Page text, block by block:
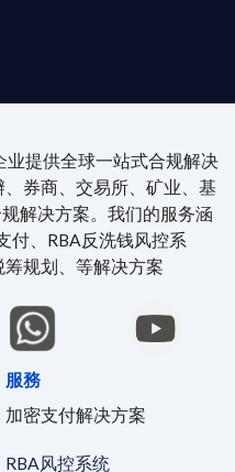
提供全球一站式合规解决
券商、交易所、矿业、基
解决方案。我们的服务涵
付、RBA反洗钱风控系
规划、等解决方案
服務
加密支付解决方案
RBA风控系统